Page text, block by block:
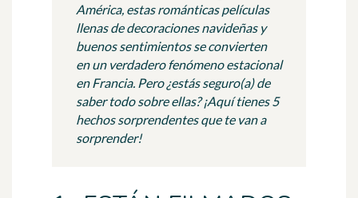
América, estas románticas películas
llenas de decoraciones navideñas y
buenos sentimientos se convierten
en un verdadero fenómeno estacional
en Francia. Pero ¿estás seguro(a) de
saber todo sobre ellas? ¡Aquí tienes 5
hechos sorprendentes que te van a
sorprender!